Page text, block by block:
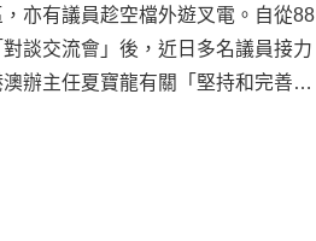
亦有議員趁空檔外遊叉電。自從88
談交流會」後，近日多名議員接力
辦主任夏寶龍有關「堅持和完善行
善行政主導」後，已成為推動香港